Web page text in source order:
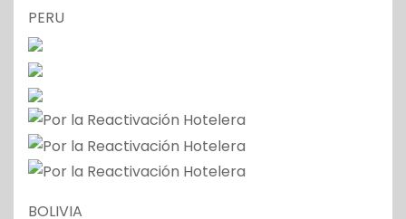
PERU
BOLIVIA